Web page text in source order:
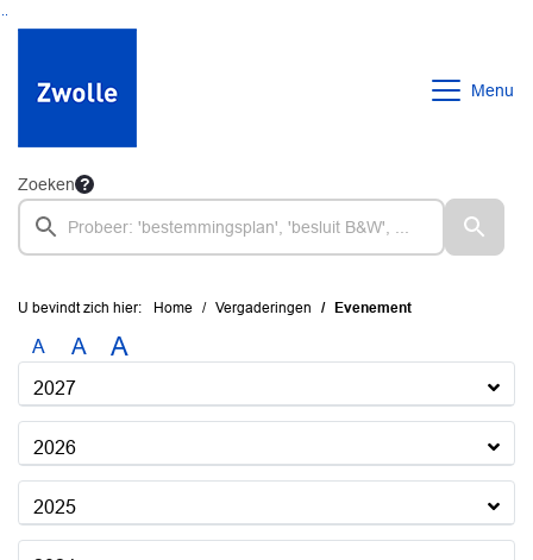
Ga naar de inhoud van deze pagina
Ga naar het zoeken
Ga naar het menu
Menu
Zoeken
U bevindt zich hier: Home Vergaderingen Evenement
A A A
2027
2026
2025